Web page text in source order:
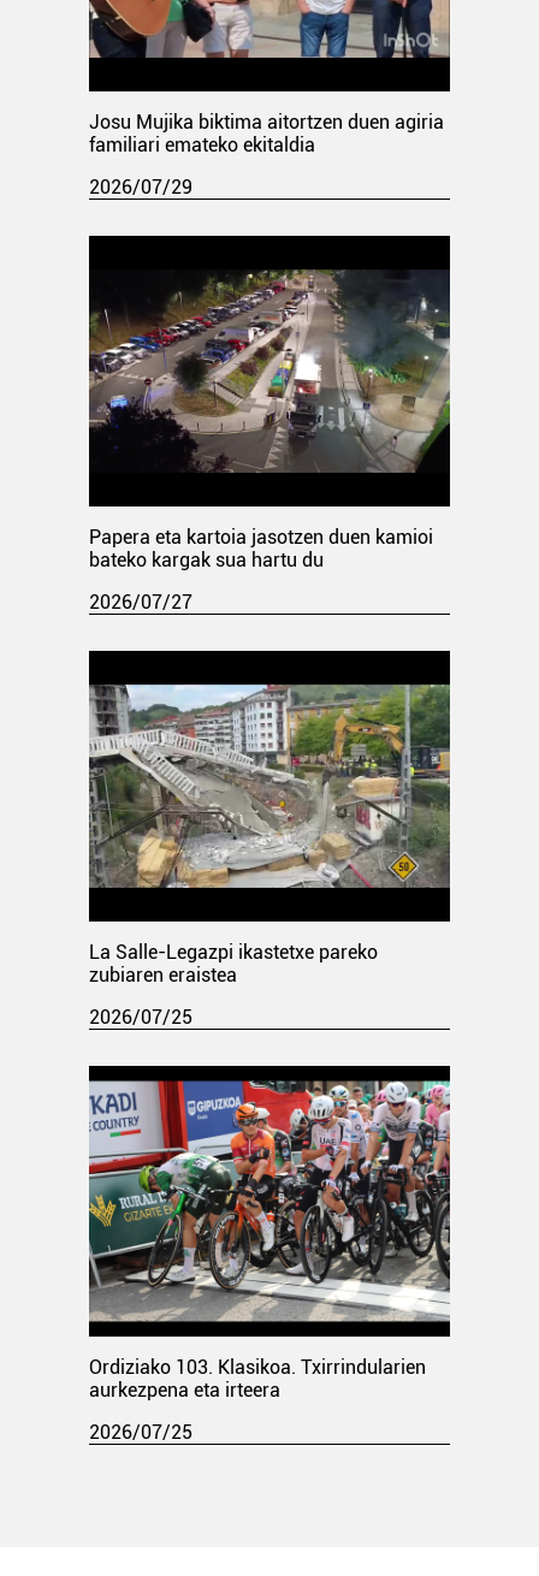
Josu Mujika biktima aitortzen duen agiria
familiari emateko ekitaldia
2026/07/29
Papera eta kartoia jasotzen duen kamioi
bateko kargak sua hartu du
2026/07/27
La Salle-Legazpi ikastetxe pareko
zubiaren eraistea
2026/07/25
Ordiziako 103. Klasikoa. Txirrindularien
aurkezpena eta irteera
2026/07/25